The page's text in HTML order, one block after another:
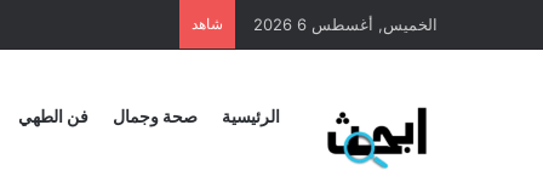
الخميس, أغسطس 6 2026 شاهد
الرئيسية صحة وجمال فن الطهي